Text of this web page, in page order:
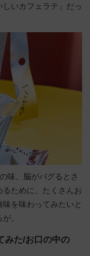
いカフェラテ」だっ
味、脳がバグるとさ
ために、たくさんお
を味わってみたいと
。
みた/お口の中の